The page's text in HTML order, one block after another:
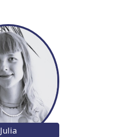
Julia